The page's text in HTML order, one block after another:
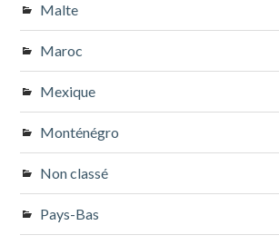
Malte
Maroc
Mexique
Monténégro
Non classé
Pays-Bas